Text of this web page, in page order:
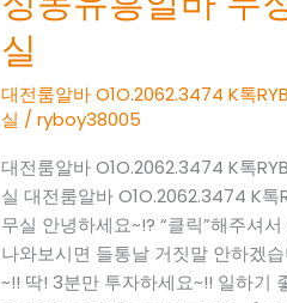
실
대전룸알바 O1O.2062.3474 K톡
실 /ryboy38005
대전룸알바 O1O.2062.3474 K톡
실 대전룸알바 O1O.2062.3474 K
무실 안녕하세요~!? “클릭”해주셔
나와보시면 들통날 거짓말 안하겠
~!! 딱! 3분만 투자하세요~!! 일하
동
여
성
알
바
정
동
보
도
사